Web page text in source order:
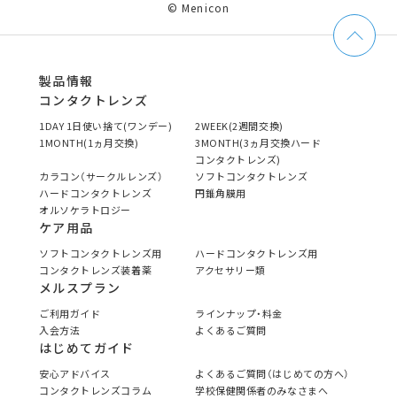
© Menicon
製品情報
コンタクトレンズ
1DAY 1日使い捨て(ワンデー)
2WEEK(2週間交換)
1MONTH(1ヵ月交換)
3MONTH(3ヵ月交換ハード
コンタクトレンズ)
カラコン（サークルレンズ）
ソフトコンタクトレンズ
ハードコンタクトレンズ
円錐角膜用
オルソケラトロジー
ケア用品
ソフトコンタクトレンズ用
ハードコンタクトレンズ用
コンタクトレンズ装着薬
アクセサリー類
メルスプラン
ご利用ガイド
ラインナップ・料金
入会方法
よくあるご質問
はじめてガイド
安心アドバイス
よくあるご質問（はじめての方へ）
コンタクトレンズコラム
学校保健関係者のみなさまへ